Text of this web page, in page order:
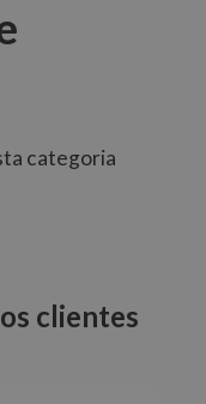
categoria
clientes